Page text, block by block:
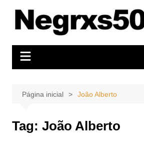
conteúdo
Página inicial João Alberto
Tag: João Alberto